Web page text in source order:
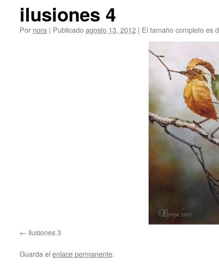
ilusiones 4
Por nora | Publicadoagosto 13, 2012 | El tamaño completo es
ilusiones 3
Guarda el enlace permanente.